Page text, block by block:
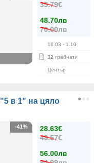
35.79€
48.70лв
70.00лв
16.03 - 1.10
32 грабнати
Център
в 1" на цяло
28.63€
48.57€
56.00лв
-41%